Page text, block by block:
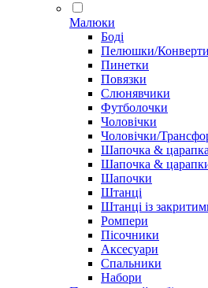
Малюки
Боді
Пелюшки/
Пинетки
Повязки
Слюнявчики
Футболочки
Чоловічки
Чоловічки/
Шапочка &
Шапочка &
Шапочки
Штанці
Штанці із
Ромпери
Пісочники
Аксесуари
Спальники
Набори